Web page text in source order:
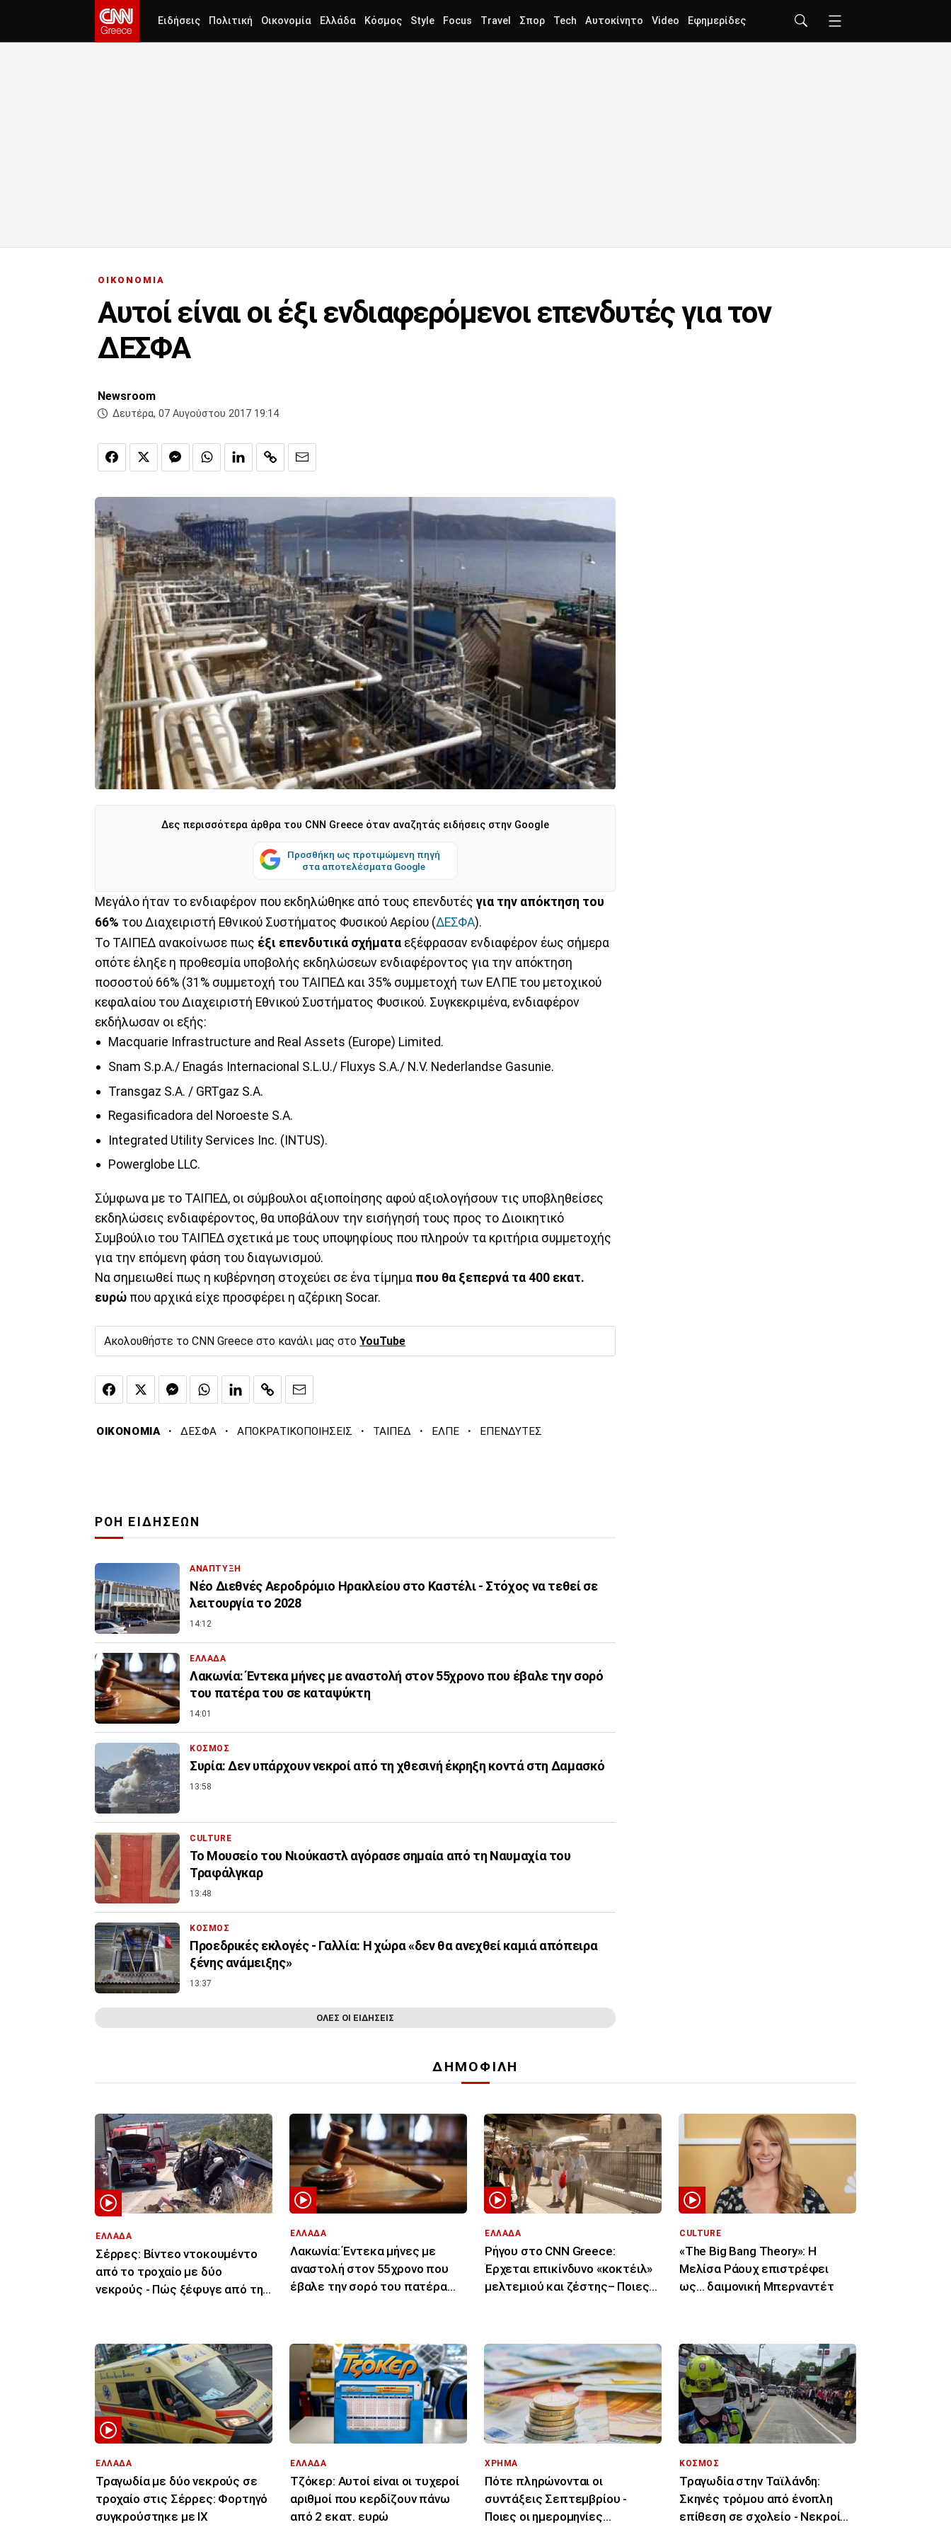
Ειδήσεις Πολιτική Οικονομία Ελλάδα Κόσμος Style Focus Travel Σπορ Tech Αυτοκίνητο Video Εφημερίδες
ΟΙΚΟΝΟΜΙΑ
Αυτοί είναι οι έξι ενδιαφερόμενοι επενδυτές για τον
ΔΕΣΦΑ
Newsroom
Δευτέρα, 07 Αυγούστου 2017 19:14
Δες περισσότερα άρθρα του CNN Greece όταν αναζητάς ειδήσεις στην Google
Προσθήκη ως προτιμώμενη πηγή
στα αποτελέσματα Google
Μεγάλο ήταν το ενδιαφέρον που εκδηλώθηκε από τους επενδυτές για την απόκτηση του
66% του Διαχειριστή Εθνικού Συστήματος Φυσικού Αερίου (ΔΕΣΦΑ).
Το ΤΑΙΠΕΔ ανακοίνωσε πως έξι επενδυτικά σχήματα εξέφρασαν ενδιαφέρον έως σήμερα
οπότε έληξε η προθεσμία υποβολής εκδηλώσεων ενδιαφέροντος για την απόκτηση
ποσοστού 66% (31% συμμετοχή του ΤΑΙΠΕΔ και 35% συμμετοχή των ΕΛΠΕ του μετοχικού
κεφαλαίου του Διαχειριστή Εθνικού Συστήματος Φυσικού. Συγκεκριμένα, ενδιαφέρον
εκδήλωσαν οι εξής:
Macquarie Infrastructure and Real Assets (Europe) Limited.
Snam S.p.A./ Enagás Internacional S.L.U./ Fluxys S.A./ N.V. Nederlandse Gasunie.
Transgaz S.A. / GRTgaz S.A.
Regasificadora del Noroeste S.A.
Integrated Utility Services Inc. (INTUS).
Powerglobe LLC.
Σύμφωνα με το ΤΑΙΠΕΔ, οι σύμβουλοι αξιοποίησης αφού αξιολογήσουν τις υποβληθείσες
εκδηλώσεις ενδιαφέροντος, θα υποβάλουν την εισήγησή τους προς το Διοικητικό
Συμβούλιο του ΤΑΙΠΕΔ σχετικά με τους υποψηφίους που πληρούν τα κριτήρια συμμετοχής
για την επόμενη φάση του διαγωνισμού.
Να σημειωθεί πως η κυβέρνηση στοχεύει σε ένα τίμημα που θα ξεπερνά τα 400 εκατ.
ευρώ που αρχικά είχε προσφέρει η αζέρικη Socar.
Ακολουθήστε το CNN Greece στο κανάλι μας στο YouTube
ΟΙΚΟΝΟΜΙΑ · ΔΕΣΦΑ · ΑΠΟΚΡΑΤΙΚΟΠΟΙΗΣΕΙΣ · ΤΑΙΠΕΔ · ΕΛΠΕ · ΕΠΕΝΔΥΤΕΣ
ΡΟΗ ΕΙΔΗΣΕΩΝ
ΑΝΑΠΤΥΞΗ
Νέο Διεθνές Αεροδρόμιο Ηρακλείου στο Καστέλι - Στόχος να τεθεί σε
λειτουργία το 2028
14:12
ΕΛΛΑΔΑ
Λακωνία: Έντεκα μήνες με αναστολή στον 55χρονο που έβαλε την σορό
του πατέρα του σε καταψύκτη
14:01
ΚΟΣΜΟΣ
Συρία: Δεν υπάρχουν νεκροί από τη χθεσινή έκρηξη κοντά στη Δαμασκό
13:58
CULTURE
Το Μουσείο του Νιούκαστλ αγόρασε σημαία από τη Ναυμαχία του
Τραφάλγκαρ
13:48
ΚΟΣΜΟΣ
Προεδρικές εκλογές - Γαλλία: Η χώρα «δεν θα ανεχθεί καμιά απόπειρα
ξένης ανάμειξης»
13:37
ΟΛΕΣ ΟΙ ΕΙΔΗΣΕΙΣ
ΔΗΜΟΦΙΛΗ
ΕΛΛΑΔΑ
Σέρρες: Βίντεο ντοκουμέντο
από το τροχαίο με δύο
νεκρούς - Πώς ξέφυγε από την
ΕΛΛΑΔΑ
Λακωνία: Έντεκα μήνες με
αναστολή στον 55χρονο που
έβαλε την σορό του πατέρα
ΕΛΛΑΔΑ
Ρήγου στο CNN Greece:
Έρχεται επικίνδυνο «κοκτέιλ»
μελτεμιού και ζέστης– Ποιες
CULTURE
«The Big Bang Theory»: Η
Μελίσα Ράουχ επιστρέφει
ως… δαιμονική Μπερναντέτ
ΕΛΛΑΔΑ
Τραγωδία με δύο νεκρούς σε
τροχαίο στις Σέρρες: Φορτηγό
συγκρούστηκε με ΙΧ
ΕΛΛΑΔΑ
Τζόκερ: Αυτοί είναι οι τυχεροί
αριθμοί που κερδίζουν πάνω
από 2 εκατ. ευρώ
ΧΡΗΜΑ
Πότε πληρώνονται οι
συντάξεις Σεπτεμβρίου -
Ποιες οι ημερομηνίες
ΚΟΣΜΟΣ
Τραγωδία στην Ταϊλάνδη:
Σκηνές τρόμου από ένοπλη
επίθεση σε σχολείο - Νεκροί